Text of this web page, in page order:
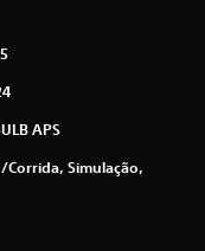
APS
corrida, Simulação,